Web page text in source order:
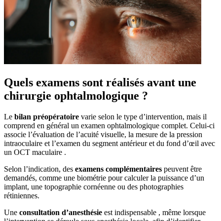
Quels examens sont réalisés avant une
chirurgie ophtalmologique ?
Le bilan préopératoire varie selon le type d’intervention, mais il
comprend en général un examen ophtalmologique complet. Celui-ci
associe l’évaluation de l’acuité visuelle, la mesure de la pression
intraoculaire et l’examen du segment antérieur et du fond d’œil avec
un OCT maculaire .
Selon l’indication, des examens complémentaires peuvent être
demandés, comme une biométrie pour calculer la puissance d’un
implant, une topographie cornéenne ou des photographies
rétiniennes.
Une consultation d’anesthésie est indispensable , même lorsque